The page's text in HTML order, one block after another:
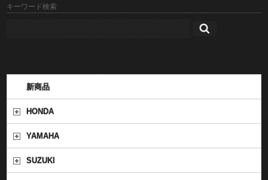
キーワード検索
新商品
HONDA
YAMAHA
SUZUKI